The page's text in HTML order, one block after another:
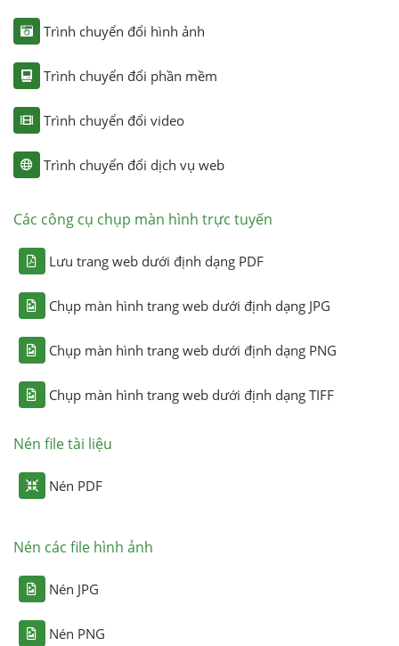
Trình chuyển đổi hình ảnh
Trình chuyển đổi phần mềm
Trình chuyển đổi video
Trình chuyển đổi dịch vụ web
Các công cụ chụp màn hình trực tuyến
Lưu trang web dưới định dạng PDF
Chụp màn hình trang web dưới định dạng JPG
Chụp màn hình trang web dưới định dạng PNG
Chụp màn hình trang web dưới định dạng TIFF
Nén file tài liệu
Nén PDF
Nén các file hình ảnh
Nén JPG
Nén PNG